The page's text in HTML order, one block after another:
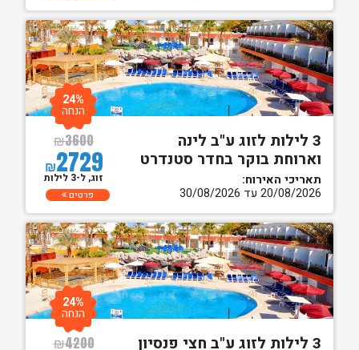
3 לילות לזוג ע"ב לינה
וארוחת בוקר בחדר סטנדרט
תאריכי האירוח:
20/08/2026 עד 30/08/2026
₪3600
₪2729
24%
הנחה
זוג, ל-3 לילות
פרטים
3 לילות לזוג ע"ב חצי פנסיון
₪4200
24%
הנחה